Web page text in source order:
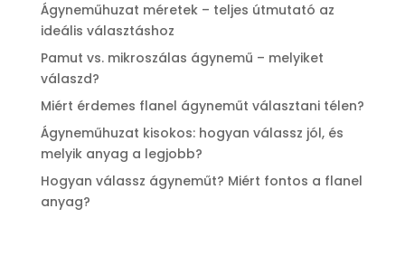
Ágyneműhuzat méretek – teljes útmutató az
ideális választáshoz
Pamut vs. mikroszálas ágynemű – melyiket
válaszd?
Miért érdemes flanel ágyneműt választani télen?
Ágyneműhuzat kisokos: hogyan válassz jól, és
melyik anyag a legjobb?
Hogyan válassz ágyneműt? Miért fontos a flanel
anyag?